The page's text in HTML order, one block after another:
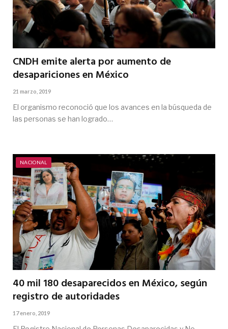
CNDH emite alerta por aumento de
desapariciones en México
21 marzo, 2019
El organismo reconoció que los avances en la búsqueda de
las personas se han logrado…
NACIONAL
40 mil 180 desaparecidos en México, según
registro de autoridades
17 enero, 2019